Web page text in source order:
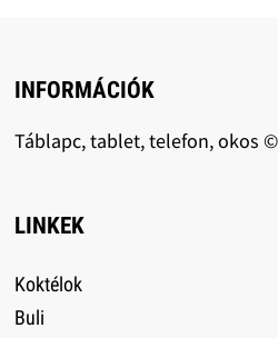
INFORMÁCIÓK
Táblapc, tablet, telefon, okos
LINKEK
Koktélok
Buli